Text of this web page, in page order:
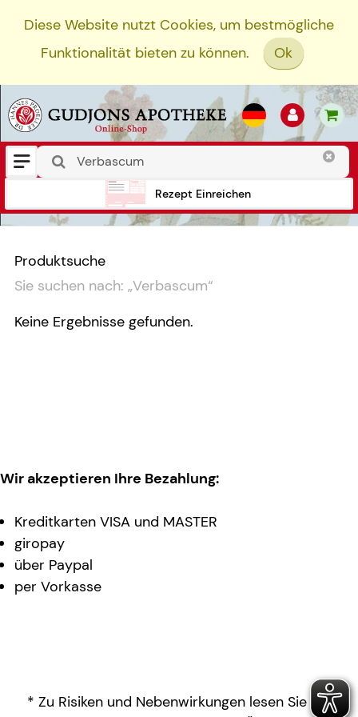
Diese Website nutzt Cookies, um bestmögliche
Funktionalität bieten zu können.
Ok
Rezept Einreichen
Produktsuche
Sie suchen nach: „Verbascum“
Keine Ergebnisse gefunden.
Wir akzeptieren Ihre Bezahlung:
Kreditkarten VISA und MASTER
giropay
über Paypal
per Vorkasse
* Zu Risiken und Nebenwirkungen lesen Sie die